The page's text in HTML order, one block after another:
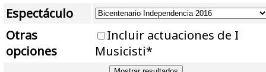
Espectáculo
Otras
opciones
Incluir actuaciones de I
Musicisti*